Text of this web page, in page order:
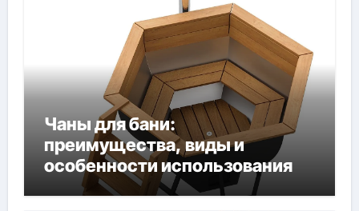
Чаны для бани:
преимущества, виды и
особенности использования